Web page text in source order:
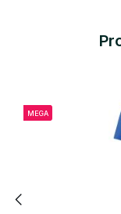
MEGA